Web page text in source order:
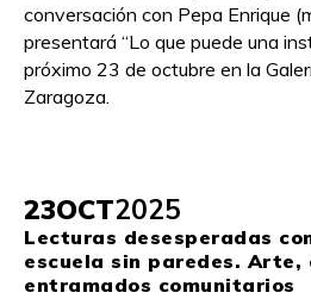
conversación con Pepa Enrique
presentará “Lo que puede una
próximo 23 de octubre en la
Zaragoza.
23OCT2025
Lecturas desesperadas
escuela sin paredes. Arte,
entramados comunitarios